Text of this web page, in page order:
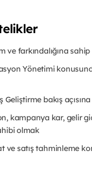
ve farkındalığına
Yönetimi
Geliştirme bakış
kampanya kar, gelir
olmak
ve satış tahminleme